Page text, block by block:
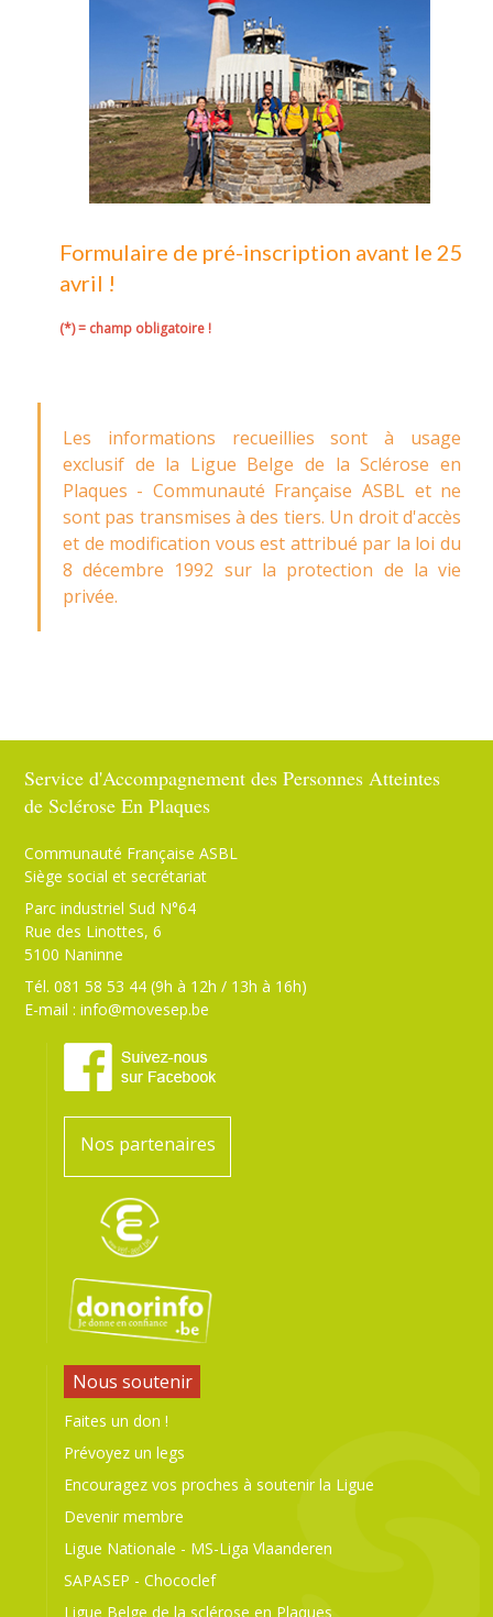
Formulaire de pré-inscription avant le 25
avril !
(*) = champ obligatoire !
Les informations recueillies sont à usage
exclusif de la Ligue Belge de la Sclérose en
Plaques - Communauté Française ASBL et ne
sont pas transmises à des tiers. Un droit d'accès
et de modification vous est attribué par la loi du
8 décembre 1992 sur la protection de la vie
privée.
Service d'Accompagnement des Personnes Atteintes
de Sclérose En Plaques
Communauté Française ASBL
Siège social et secrétariat
Parc industriel Sud N°64
Rue des Linottes, 6
5100 Naninne
Tél. 081 58 53 44 (9h à 12h / 13h à 16h)
E-mail :info@movesep.be
Nos partenaires
Nous soutenir
Faites un don !
Prévoyez un legs
Encouragez vos proches à soutenir la Ligue
Devenir membre
Ligue Nationale - MS-Liga Vlaanderen
SAPASEP -Chococlef
Ligue Belge de la sclérose en Plaques